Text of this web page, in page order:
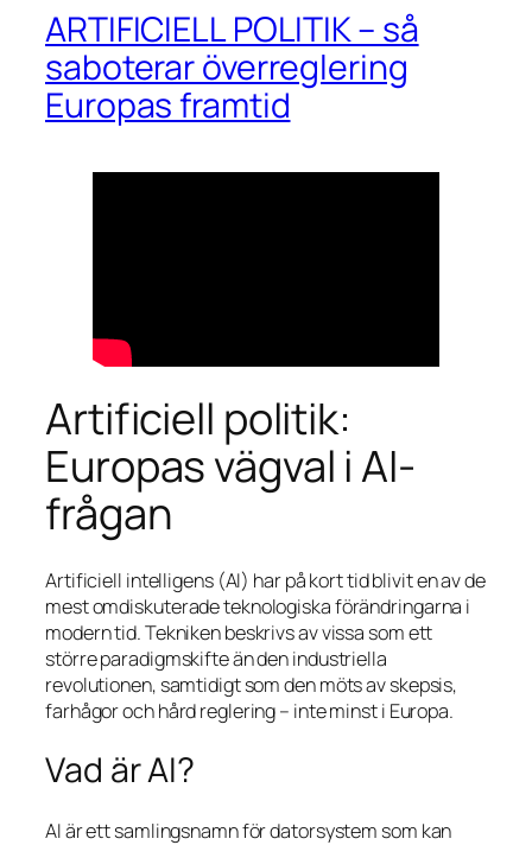
ARTIFICIELL POLITIK – så
saboterar överreglering
Europas framtid
Artificiell politik:
Europas vägval i AI-
frågan
Artificiell intelligens (AI) har på kort tid blivit en av de
mest omdiskuterade teknologiska förändringarna i
modern tid. Tekniken beskrivs av vissa som ett
större paradigmskifte än den industriella
revolutionen, samtidigt som den möts av skepsis,
farhågor och hård reglering – inte minst i Europa.
Vad är AI?
AI är ett samlingsnamn för datorsystem som kan